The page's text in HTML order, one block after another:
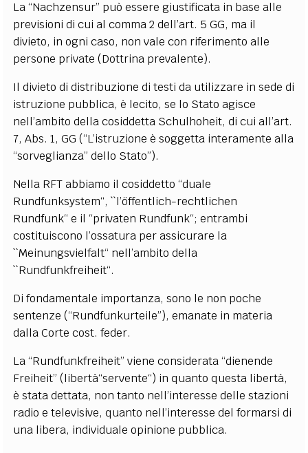
La “Nachzensur” può essere giustificata in base alle
previsioni di cui al comma 2 dell’art. 5 GG, ma il
divieto, in ogni caso, non vale con riferimento alle
persone private (Dottrina prevalente).
Il divieto di distribuzione di testi da utilizzare in sede di
istruzione pubblica, è lecito, se lo Stato agisce
nell’ambito della cosiddetta Schulhoheit, di cui all’art.
7, Abs. 1, GG (“L’istruzione è soggetta interamente alla
“sorveglianza” dello Stato”).
Nella RFT abbiamo il cosiddetto “duale
Rundfunksystem“, ``l’öffentlich-rechtlichen
Rundfunk“ e il “privaten Rundfunk“; entrambi
costituiscono l’ossatura per assicurare la
``Meinungsvielfalt“ nell’ambito della
``Rundfunkfreiheit“.
Di fondamentale importanza, sono le non poche
sentenze (“Rundfunkurteile”), emanate in materia
dalla Corte cost. feder.
La “Rundfunkfreiheit” viene considerata “dienende
Freiheit” (libertà“servente“) in quanto questa libertà,
è stata dettata, non tanto nell’interesse delle stazioni
radio e televisive, quanto nell’interesse del formarsi di
una libera, individuale opinione pubblica.